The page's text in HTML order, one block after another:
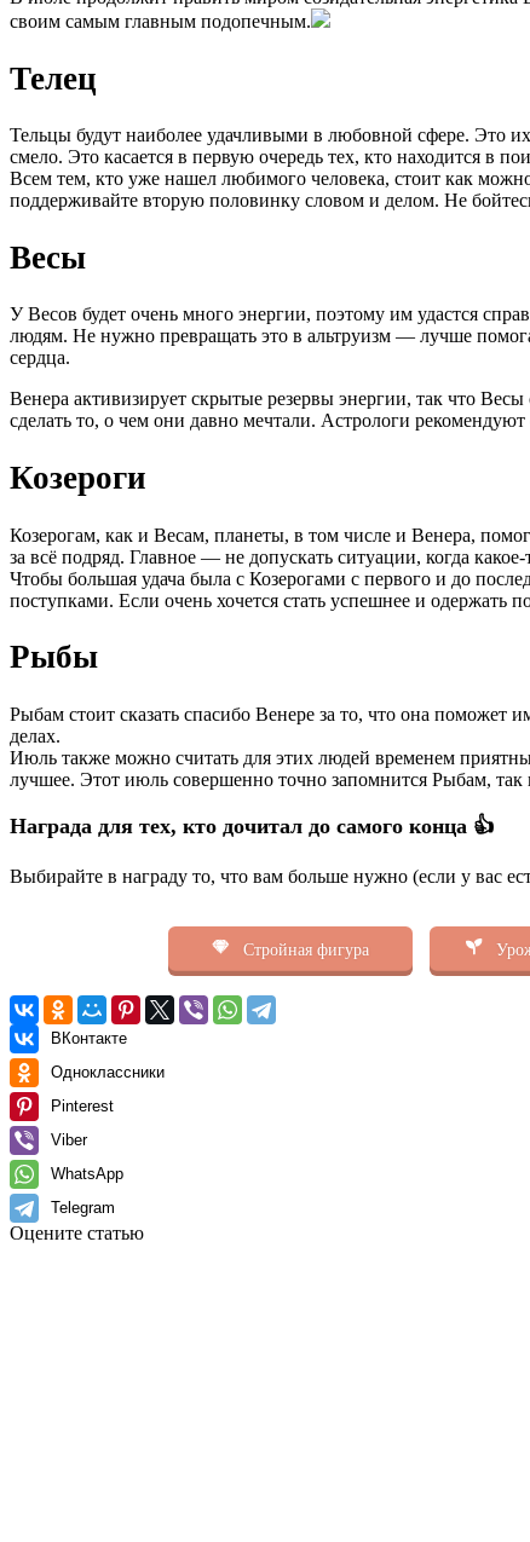
своим самым главным подопечным.
Телец
Тельцы будут наиболее удачливыми в любовной сфере. Это
смело. Это касается в первую очередь тех, кто находится в
Всем тем, кто уже нашел любимого человека, стоит как
поддерживайте вторую половинку словом и делом. Не
Весы
У Весов будет очень много энергии, поэтому им удастся
людям. Не нужно превращать это в альтруизм — лучше
сердца.
Венера активизирует скрытые резервы энергии, так что
сделать то, о чем они давно мечтали. Астрологи
Козероги
Козерогам, как и Весам, планеты, в том числе и Венера,
за всё подряд. Главное — не допускать ситуации, когда
Чтобы большая удача была с Козерогами с первого и до
поступками. Если очень хочется стать успешнее и одержать
Рыбы
Рыбам стоит сказать спасибо Венере за то, что она
делах.
Июль также можно считать для этих людей временем
лучшее. Этот июль совершенно точно запомнится Рыбам,
Награда для тех, кто дочитал до самого конца 👍
Выбирайте в награду то, что вам больше нужно (если у вас
Стройная фигура
ВКонтакте
Одноклассники
Pinterest
Viber
WhatsApp
Telegram
Оцените статью